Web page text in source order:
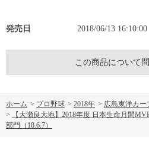
発売日 2018/06/13 16:10:00
この商品について
ホーム > プロ野球 > 2018年 > 広島東洋カー
>
【大瀬良大地】2018年度 日本生命月間
部門（18.6.7）